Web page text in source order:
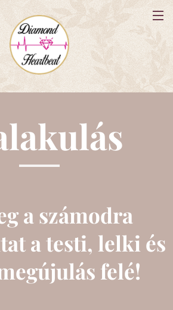
a számodra
a testi, lelki és
felé!